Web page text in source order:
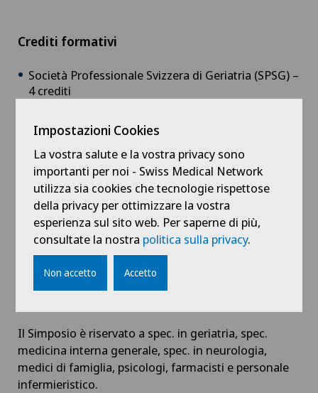
Crediti formativi
Società Professionale Svizzera di Geriatria (SPSG) –
4 crediti
(SSMIG) – 4 crediti(richiesta in corso)
Società Svizzera di Neurologia (SSN) – 4 crediti
Società Svizzera di Ematologia (SSH) – 1 credito
Società Svizzera di Farmacologia e Tossicologia
(SSPT) – 4 crediti
Il Simposio è riservato a spec. in geriatria, spec.
medicina interna generale, spec. in neurologia,
medici di famiglia, psicologi, farmacisti e personale
infermieristico.
Impostazioni Cookies
La vostra salute e la vostra privacy sono
importanti per noi - Swiss Medical Network
utilizza sia cookies che tecnologie rispettose
della privacy per ottimizzare la vostra
esperienza sul sito web. Per saperne di più,
consultate la nostra politica sulla privacy.
Non accetto Accetto